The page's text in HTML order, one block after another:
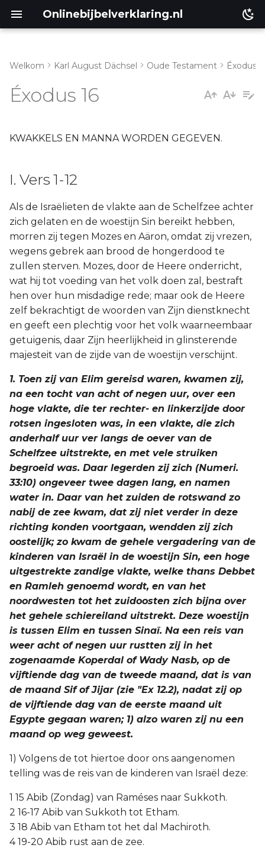
Onlinebijbelverklaring.nl
III. Vers 32-36
Lukas
Romeinen
1 Korinthe
2 Korinthe
Galaten
Éfeze
Kolossenzen
1 Thessalonicenzen
2 Thessalonicenzen
1 Timótheüs
2 Timótheüs
Titus
Filémon
Hebreeën
Jakobus
1 Petrus
2 Petrus
1 Johannes
3 Johannes
Openbaring
Welkom Karl August Dächsel Oude Testament Éxodus
Éxodus 16
KWAKKELS EN MANNA WORDEN GEGEVEN.
I. Vers 1-12
Als de Israëlieten de vlakte aan de Schelfzee achter
zich gelaten en de woestijn Sin bereikt hebben,
morren zij tegen Mozes en Aäron, omdat zij vrezen,
wegens gebrek aan brood de hongerdood te
zullen sterven. Mozes, door de Heere onderricht,
wat hij tot voeding van het volk doen zal, bestraft
hen over hun misdadige rede; maar ook de Heere
zelf bekrachtigt de woorden van Zijn dienstknecht
en geeft een plechtig voor het volk waarneembaar
getuigenis, daar Zijn heerlijkheid in glinsterende
majesteit van de zijde van de woestijn verschijnt.
1. Toen zij van Elim gereisd waren, kwamen zij,
na een tocht van acht of negen uur, over een
hoge vlakte, die ter rechter- en linkerzijde door
rotsen ingesloten was, in een vlakte, die zich
anderhalf uur ver langs de oever van de
Schelfzee uitstrekte, en met vele struiken
begroeid was. Daar legerden zij zich (Numeri.
33:10) ongeveer twee dagen lang, en namen
water in. Daar van het zuiden de rotswand zo
nabij de zee kwam, dat zij niet verder in deze
richting konden voortgaan, wendden zij zich
oostelijk; zo kwam de gehele vergadering van de
kinderen van Israël in de woestijn Sin, een hoge
uitgestrekte zandige vlakte, welke thans Debbet
en Ramleh genoemd wordt, en van het
noordwesten tot het zuidoosten zich bijna over
het gehele schiereiland uitstrekt. Deze woestijn
is tussen Elim en tussen Sinaï. Na een reis van
weer acht of negen uur rustten zij in het
zogenaamde Koperdal of Wady Nasb, op de
vijftiende dag van de tweede maand, dat is van
de maand Sif of Jijar (zie "Ex 12.2), nadat zij op
de vijftiende dag van de eerste maand uit
Egypte gegaan waren; 1) alzo waren zij nu een
maand op weg geweest.
1) Volgens de tot hiertoe door ons aangenomen
telling was de reis van de kinderen van Israël deze:
1 15 Abib (Zondag) van Raméses naar Sukkoth.
2 16-17 Abib van Sukkoth tot Etham.
3 18 Abib van Etham tot het dal Machiroth.
4 19-20 Abib rust aan de zee.